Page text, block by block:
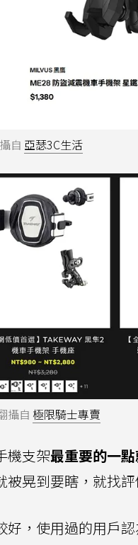
自 亞瑟3C生活
攝自 極限騎士專賣
機支架最重要的一點
晃到要瞎，就找
好，使用過的用戶